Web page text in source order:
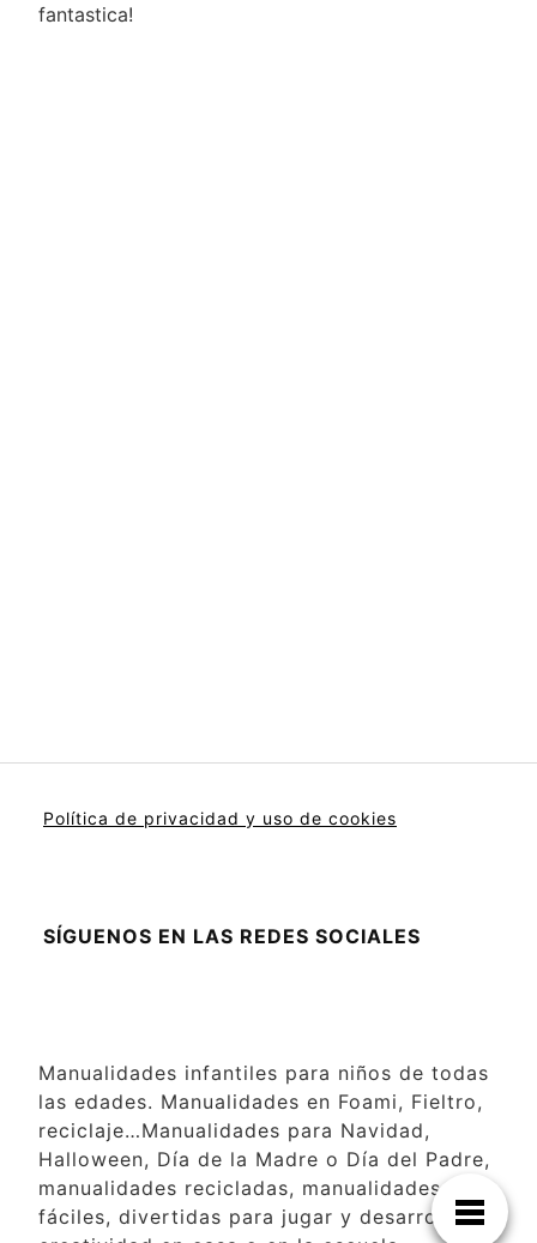
fantastica!
Política de privacidad y uso de cookies
SÍGUENOS EN LAS REDES SOCIALES
Manualidades infantiles para niños de todas
las edades. Manualidades en Foami, Fieltro,
reciclaje…Manualidades para Navidad,
Halloween, Día de la Madre o Día del Padre,
manualidades recicladas, manualidades
fáciles, divertidas para jugar y desarrollar la